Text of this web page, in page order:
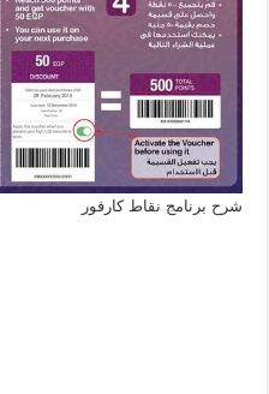
شرح برنامج نقاط كارفور